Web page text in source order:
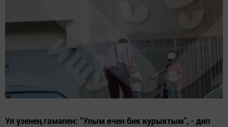
Ул үзенең гамәлен: “Улым өчен бик курыктым”, - дип